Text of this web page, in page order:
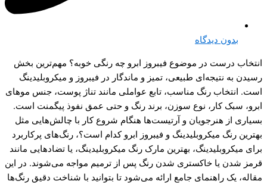
بدون دیدگاه
انتخاب درست در موضوع فیبروز ابرو چه رنگی خوبه؟ مهم‌ترین بخش
رسیدن به نتیجه‌ای طبیعی، تمیز و ماندگار در فیبروز و میکروبلیدینگ
است. انتخاب رنگ مناسب، تابع عواملی مانند تناژ پوست، جنس موهای
ابرو، سبک کار، نوع سوزن، برند رنگ و حتی عمق نفوذ پیگمنت است.
بسیاری از هنرجویان و آرتیست‌ها هنگام شروع کار با چالش‌هایی مثل
بهترین رنگ میکروبلیدینگ و فیبروز ابرو کدام است؟، رنگ‌های پرکاربرد
برای میکروبلیدینگ، بهترین مارک رنگ میکروبلیدینگ، یا تضادهایی مانند
قرمز شدن یا خاکستری شدن رنگ پس از ترمیم مواجه می‌شوند. در این
مقاله، یک راهنمای جامع ارائه می‌شود تا بتوانید با شناخت دقیق رنگ‌ها